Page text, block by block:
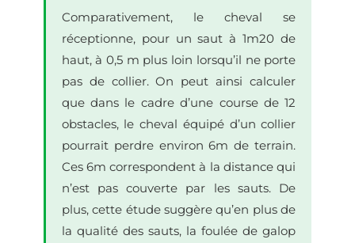
Comparativement, le cheval se
réceptionne, pour un saut à 1m20 de
haut, à 0,5 m plus loin lorsqu’il ne porte
pas de collier. On peut ainsi calculer
que dans le cadre d’une course de 12
obstacles, le cheval équipé d’un collier
pourrait perdre environ 6m de terrain.
Ces 6m correspondent à la distance qui
n’est pas couverte par les sauts. De
plus, cette étude suggère qu’en plus de
la qualité des sauts, la foulée de galop